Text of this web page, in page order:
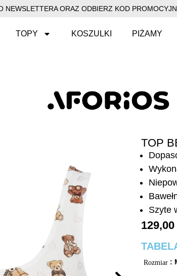
NEWSLETTERA ORAZ ODBIERZ KOD
TOPY KOSZULKI PIŻAMY
TOP
Szyte
129,00
Rozmiar :